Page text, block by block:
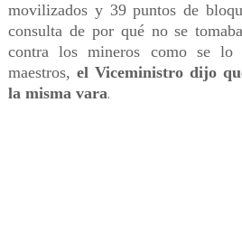
movilizados y 39 puntos de
consulta de por qué no se
contra los mineros como se lo
maestros, el Viceministro dijo
la misma vara.